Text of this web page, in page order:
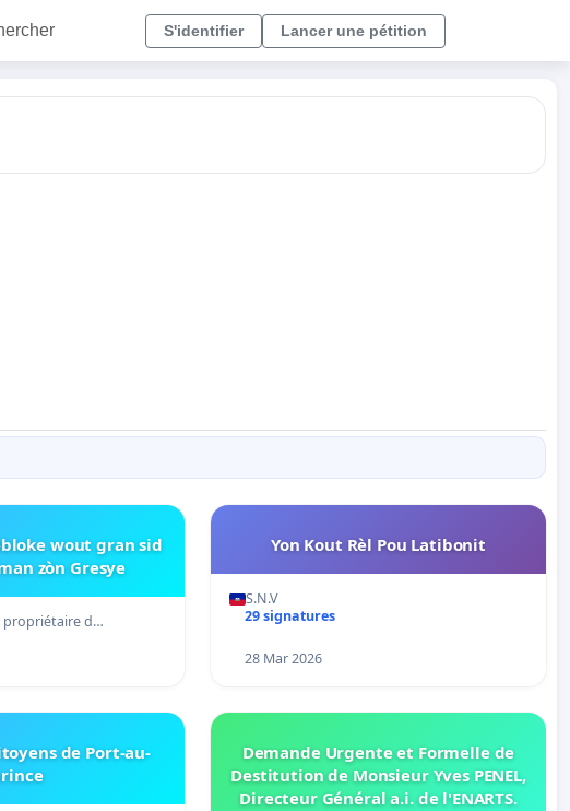
S'identifier Lancer une pétition
wout gran sid
zòn Gresye
propriétaire d…
Yon Kout Rèl Pou Latibonit
S.N.V
29 signatures
28 Mar 2026
de Port-au-
Demande Urgente et Formelle de
Destitution de Monsieur Yves PENEL,
Directeur Général a.i. de l'ENARTS.